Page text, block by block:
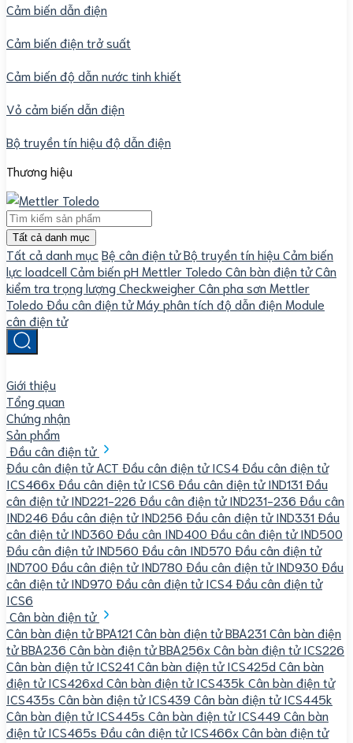
Cảm biến dẫn điện
Cảm biến điện trở suất
Cảm biến độ dẫn nước tinh khiết
Vỏ cảm biến dẫn điện
Bộ truyền tín hiệu độ dẫn điện
Thương hiệu
Tất cả danh mục
Tất cả danh mục Bệ cân điện tửBộ truyền tín hiệu Cảm biến
lực loadcell Cảm biến pH Mettler Toledo Cân bàn điện tửCân
kiểm tra trọng lượng CheckweigherCân pha sơn Mettler
Toledo Đầu cân điện tửMáy phân tích độ dẫn điện Module
cân điện tử
Giới thiệu
Tổng quan
Chứng nhận
Sản phẩm
Đầu cân điện tử
Đầu cân điện tử ACT Đầu cân điện tử ICS4Đầu cân điện tử
ICS466xĐầu cân điện tử ICS6 Đầu cân điện tử IND131Đầu
cân điện tử IND221-226 Đầu cân điện tử IND231-236 Đầu cân
IND246 Đầu cân điện tử IND256 Đầu cân điện tử IND331Đầu
cân điện tử IND360 Đầu cân IND400 Đầu cân điện tử IND500
Đầu cân điện tử IND560 Đầu cân IND570 Đầu cân điện tử
IND700 Đầu cân điện tử IND780 Đầu cân điện tử IND930 Đầu
cân điện tử IND970 Đầu cân điện tử ICS4Đầu cân điện tử
ICS6
Cân bàn điện tử
Cân bàn điện tử BPA121Cân bàn điện tử BBA231Cân bàn điện
tử BBA236 Cân bàn điện tử BBA256xCân bàn điện tử ICS226
Cân bàn điện tử ICS241Cân bàn điện tử ICS425d Cân bàn
điện tử ICS426xd Cân bàn điện tử ICS435k Cân bàn điện tử
ICS435s Cân bàn điện tử ICS439 Cân bàn điện tử ICS445k
Cân bàn điện tử ICS445s Cân bàn điện tử ICS449 Cân bàn
điện tử ICS465s Đầu cân điện tử ICS466xCân bàn điện tử